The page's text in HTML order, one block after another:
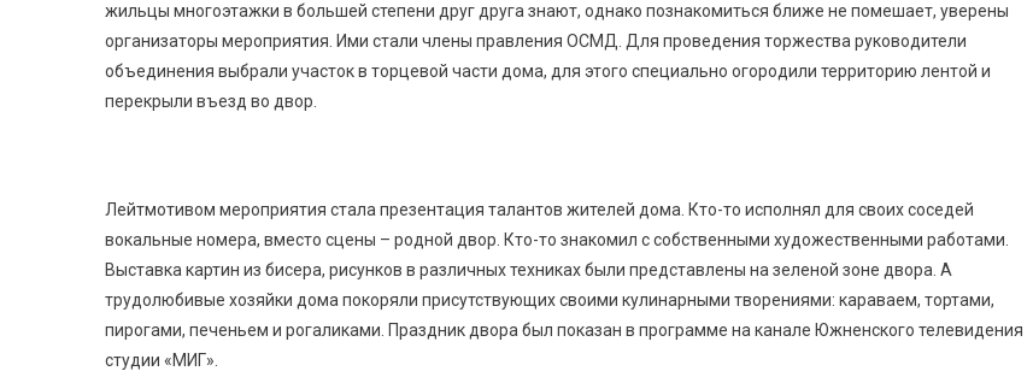
ОСМД
По
Улице
Двора.
жильцы многоэтажки в большей степени друг друга знают, однако познакомиться ближе не помешает, уверены
организаторы мероприятия. Ими стали члены правления ОСМД. Для проведения торжества руководители
объединения выбрали участок в торцевой части дома, для этого специально огородили территорию лентой и
перекрыли въезд во двор.
Лейтмотивом мероприятия стала презентация талантов жителей дома. Кто-то исполнял для своих соседей
вокальные номера, вместо сцены – родной двор. Кто-то знакомил с собственными художественными работами.
Выставка картин из бисера, рисунков в различных техниках были представлены на зеленой зоне двора. А
трудолюбивые хозяйки дома покоряли присутствующих своими кулинарными творениями: караваем, тортами,
пирогами, печеньем и рогаликами. Праздник двора был показан в программе на канале Южненского телевидения
студии «МИГ».